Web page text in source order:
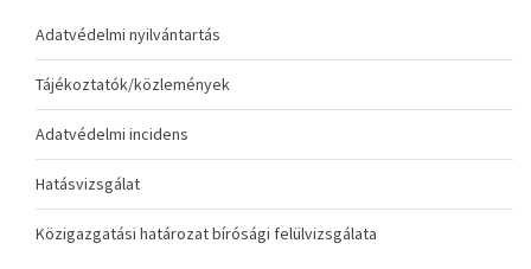
Adatvédelmi nyilvántartás
Tájékoztatók/közlemények
Adatvédelmi incidens
Hatásvizsgálat
Közigazgatási határozat bírósági felülvizsgálata